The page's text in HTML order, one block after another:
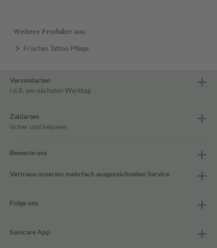
Weitere Produkte aus:
Frisches Tattoo Pflege
Versandarten
i.d.R. am nächsten Werktag
Zahlarten
sicher und bequem
Bewerte uns
Vertraue unserem mehrfach ausgezeichneten Service
Folge uns
Sanicare App